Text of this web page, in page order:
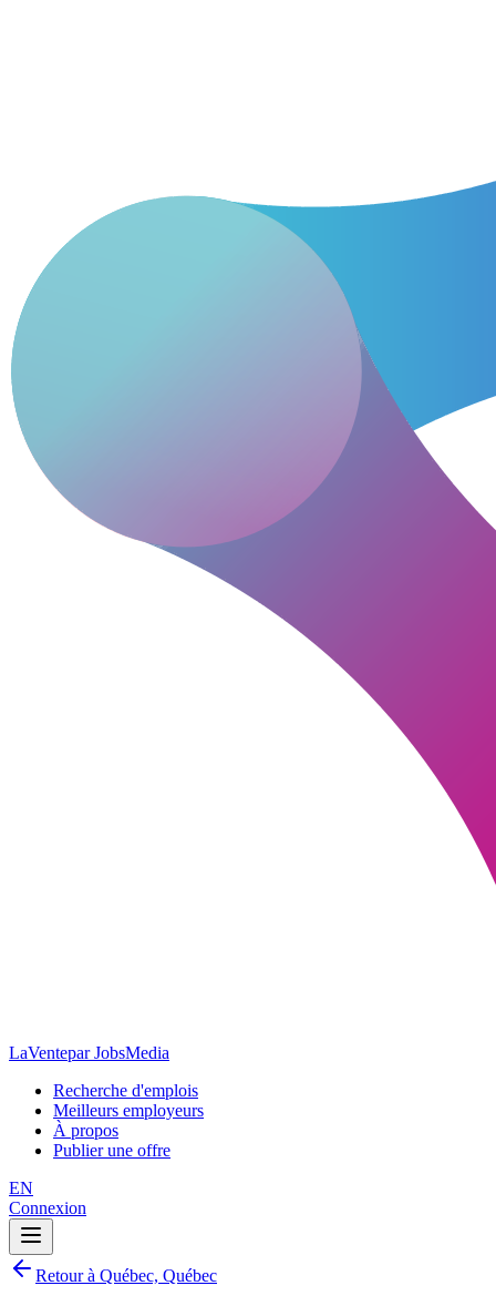
LaVentepar JobsMedia
Recherche d'emplois
Meilleurs employeurs
À propos
Publier une offre
EN
Connexion
Retour à Québec, Québec